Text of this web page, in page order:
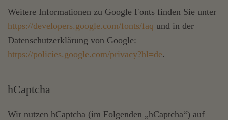
Weitere Informationen zu Google Fonts finden Sie unter
https://developers.google.com/fonts/faq und in der
Datenschutzerklärung von Google:
https://policies.google.com/privacy?hl=de.
hCaptcha
Wir nutzen hCaptcha (im Folgenden „hCaptcha“) auf